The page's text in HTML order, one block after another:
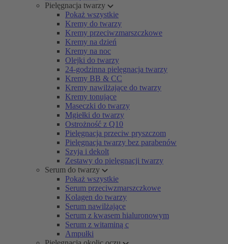
Pielęgnacja twarzy
Pokaż wszystkie
Kremy do twarzy
Kremy przeciwzmarszczkowe
Kremy na dzień
Kremy na noc
Olejki do twarzy
24-godzinna pielęgnacja twarzy
Kremy BB & CC
Kremy nawilżające do twarzy
Kremy tonujące
Maseczki do twarzy
Mgiełki do twarzy
Ostrożność z Q10
Pielęgnacja przeciw pryszczom
Pielęgnacja twarzy bez parabenów
Szyja i dekolt
Zestawy do pielęgnacji twarzy
Serum do twarzy
Pokaż wszystkie
Serum przeciwzmarszczkowe
Kolagen do twarzy
Serum nawilżające
Serum z kwasem hialuronowym
Serum z witaminą c
Ampułki